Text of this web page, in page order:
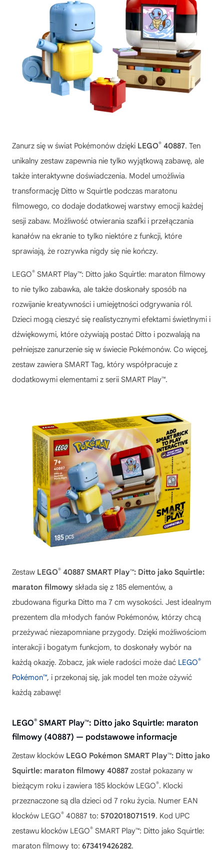
Zanurz się w świat Pokémonów dzięki LEGO® 40887. Ten
unikalny zestaw zapewnia nie tylko wyjątkową zabawę, ale
także interaktywne doświadczenia. Model umożliwia
transformację Ditto w Squirtle podczas maratonu
filmowego, co dodaje dodatkowej warstwy emocji każdej
sesji zabaw. Możliwość otwierania szafki i przełączania
kanałów na ekranie to tylko niektóre z funkcji, które
sprawiają, że rozrywka nigdy się nie kończy.
LEGO® SMART Play™: Ditto jako Squirtle: maraton filmowy
to nie tylko zabawka, ale także doskonały sposób na
rozwijanie kreatywności i umiejętności odgrywania ról.
Dzieci mogą cieszyć się realistycznymi efektami świetlnymi i
dźwiękowymi, które ożywiają postać Ditto i pozwalają na
pełniejsze zanurzenie się w świecie Pokémonów. Co więcej,
zestaw zawiera SMART Tag, który współpracuje z
dodatkowymi elementami z serii SMART Play™.
Zestaw LEGO® 40887 SMART Play™: Ditto jako Squirtle:
maraton filmowy składa się z 185 elementów, a
zbudowana figurka Ditto ma 7 cm wysokości. Jest idealnym
prezentem dla młodych fanów Pokémonów, którzy chcą
przeżywać niezapomniane przygody. Dzięki możliwościom
interakcji i bogatym funkcjom, to doskonały wybór na
każdą okazję. Zobacz, jak wiele radości może dać LEGO®
Pokémon™, i przekonaj się, jak model ten może ożywić
każdą zabawę!
LEGO® SMART Play™: Ditto jako Squirtle: maraton
filmowy (40887) — podstawowe informacje
Zestaw klocków LEGO Pokémon SMART Play™: Ditto jako
Squirtle: maraton filmowy 40887 został pokazany w
bieżącym roku i zawiera 185 klocków LEGO®. Klocki
przeznaczone są dla dzieci od 7 roku życia. Numer EAN
klocków LEGO® 40887 to: 5702018071519. Kod UPC
zestawu klocków LEGO® SMART Play™: Ditto jako Squirtle:
maraton filmowy to: 673419426282.